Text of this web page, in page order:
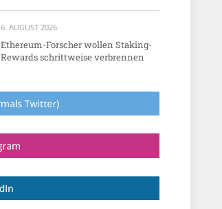
6. AUGUST 2026
Ethereum-Forscher wollen Staking-
Rewards schrittweise verbrennen